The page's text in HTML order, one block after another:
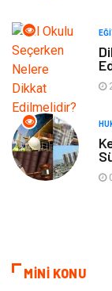
Plastik
Tekstil
Hizmet
İnternet
Kültür
MİNİ KONU